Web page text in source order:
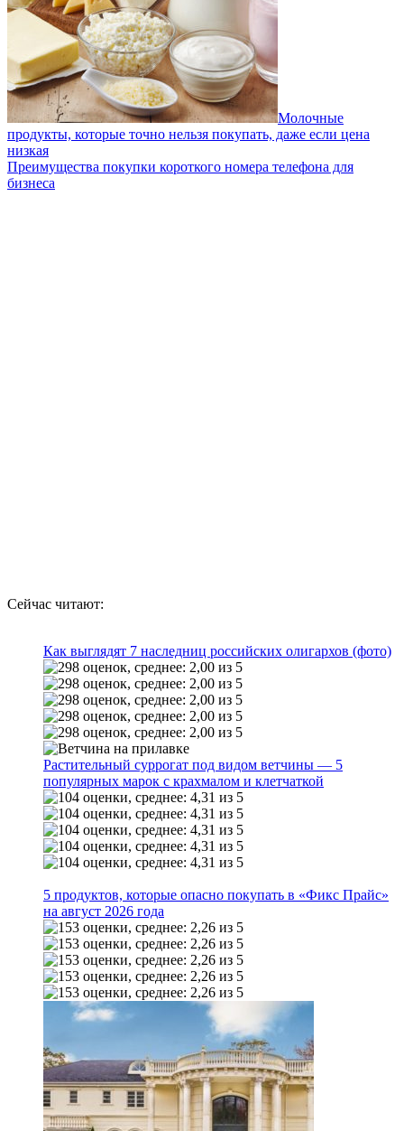
Молочные
продукты, которые точно нельзя покупать, даже если цена
низкая
Преимущества покупки короткого номера телефона для
бизнеса
Сейчас читают:
Как выглядят 7 наследниц российских олигархов (фото)
Растительный суррогат под видом ветчины — 5
популярных марок с крахмалом и клетчаткой
5 продуктов, которые опасно покупать в «Фикс Прайс»
на август 2026 года